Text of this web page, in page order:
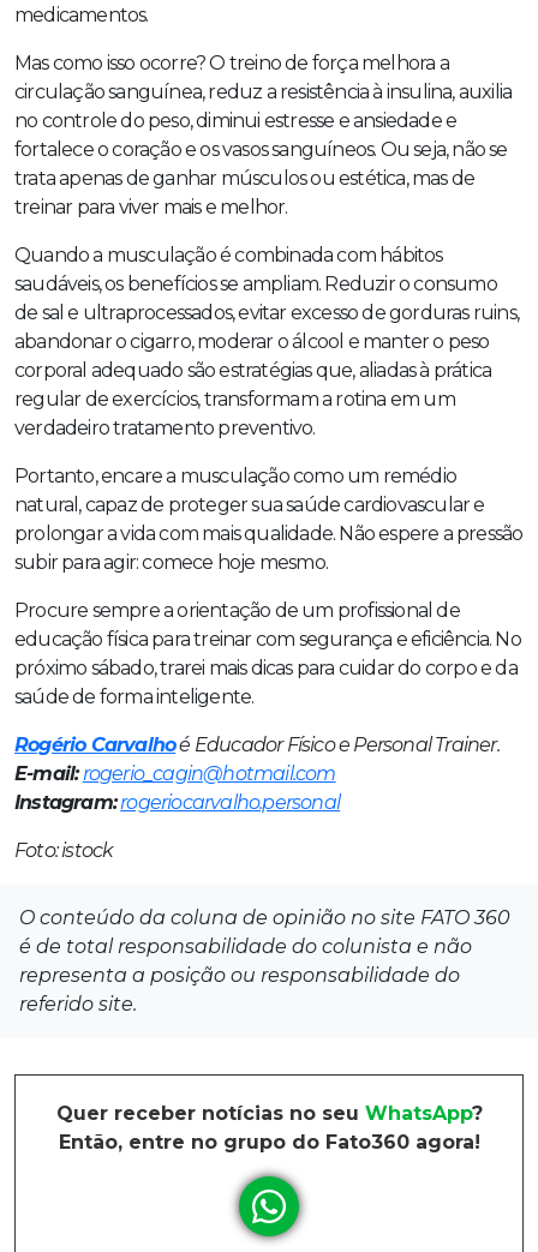
medicamentos.
Mas como isso ocorre? O treino de força melhora a
circulação sanguínea, reduz a resistência à insulina, auxilia
no controle do peso, diminui estresse e ansiedade e
fortalece o coração e os vasos sanguíneos. Ou seja, não se
trata apenas de ganhar músculos ou estética, mas de
treinar para viver mais e melhor.
Quando a musculação é combinada com hábitos
saudáveis, os benefícios se ampliam. Reduzir o consumo
de sal e ultraprocessados, evitar excesso de gorduras ruins,
abandonar o cigarro, moderar o álcool e manter o peso
corporal adequado são estratégias que, aliadas à prática
regular de exercícios, transformam a rotina em um
verdadeiro tratamento preventivo.
Portanto, encare a musculação como um remédio
natural, capaz de proteger sua saúde cardiovascular e
prolongar a vida com mais qualidade. Não espere a pressão
subir para agir: comece hoje mesmo.
Procure sempre a orientação de um profissional de
educação física para treinar com segurança e eficiência. No
próximo sábado, trarei mais dicas para cuidar do corpo e da
saúde de forma inteligente.
Rogério Carvalhoé Educador Físico e Personal Trainer.
E-mail:rogerio_cagin@hotmail.com
Instagram:rogeriocarvalho.personal
Foto: istock
O conteúdo da coluna de opinião no site FATO 360
é de total responsabilidade do colunista e não
representa a posição ou responsabilidade do
referido site.
Quer receber notícias no seu WhatsApp?
Então, entre no grupo do Fato360 agora!